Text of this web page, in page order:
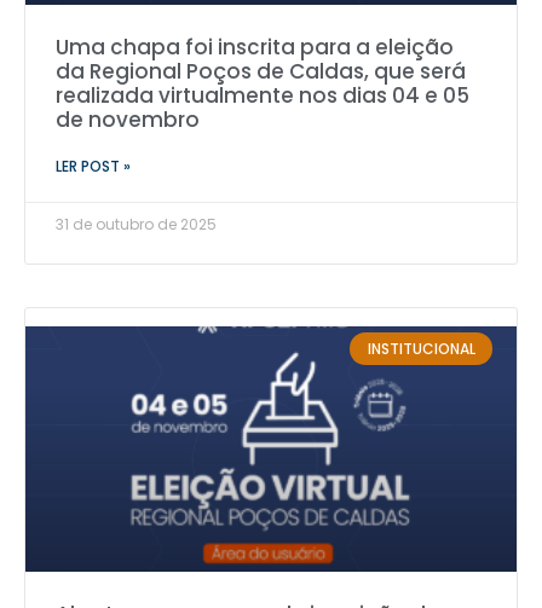
Uma chapa foi inscrita para a eleição
da Regional Poços de Caldas, que será
realizada virtualmente nos dias 04 e 05
de novembro
LER POST »
31 de outubro de 2025
INSTITUCIONAL